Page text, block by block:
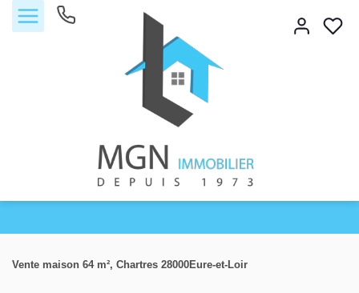
Vente maison 64 m², Chartres 28000Eure-et-Loir